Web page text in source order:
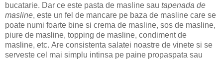
bucatarie. Dar ce este pasta de masline sau tapenada de
masline, este un fel de mancare pe baza de masline care se
poate numi foarte bine si crema de masline, sos de masline,
piure de masline, topping de masline, condiment de
masline, etc. Are consistenta salatei noastre de vinete si se
serveste cel mai simplu intinsa pe paine propaspata sau